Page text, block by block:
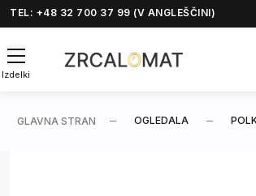
TEL: +48 32 700 37 99 (V ANGLEŠČINI)
Izdelki
GLAVNA STRAN OGLEDALA